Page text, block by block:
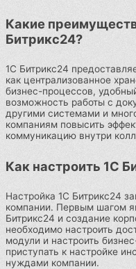
Какие
Битрикс24?
1С Битрикс24
как централизованное
бизнес-процессов,
возможность работы с
другими системами и
компаниям повысить
коммуникацию внутри
Как настроить 1С
Настройка 1С Битрикс24
компании. Первым шагом
Битрикс24 и создание
необходимо настроить
модули и настроить
приступать к настройке
нуждами компании.